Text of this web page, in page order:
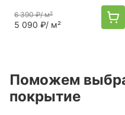
6 390 ₽/ м²
5 090 ₽/ м²
Поможем
покрытие